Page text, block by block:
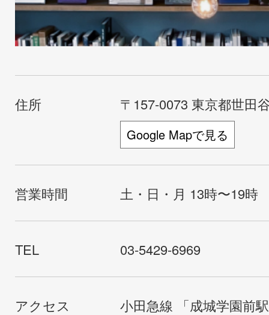
住所 〒157-0073 東京都世田
Google Mapで見る
営業時間 土・日・月 13時〜19時
TEL 03-5429-6969
アクセス
小田急線 「成城学園前